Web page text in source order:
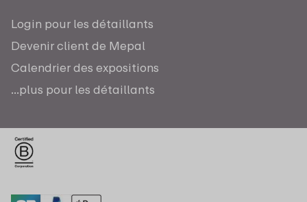
Login pour les détaillants
Devenir client de Mepal
Calendrier des expositions
...plus pour les détaillants